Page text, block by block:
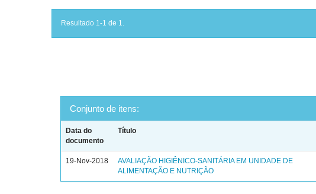
Resultado 1-1 de 1.
Conjunto de itens:
Data do
documento
Título
19-Nov-2018
AVALIAÇÃO HIGIÊNICO-SANITÁRIA EM UNIDADE DE
ALIMENTAÇÃO E NUTRIÇÃO